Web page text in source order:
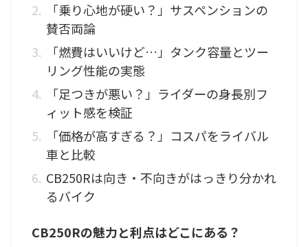
「乗り心地が硬い？」サスペンションの
賛否両論
「燃費はいいけど…」タンク容量とツー
リング性能の実態
「足つきが悪い？」ライダーの身長別フ
ィット感を検証
「価格が高すぎる？」コスパをライバル
車と比較
CB250Rは向き・不向きがはっきり分かれ
るバイク
CB250Rの魅力と利点はどこにある？